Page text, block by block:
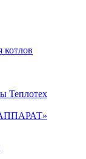
Теплотех